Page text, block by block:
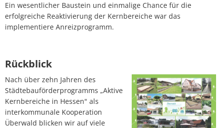
Ein wesentlicher Baustein und einmalige Chance für die
erfolgreiche Reaktivierung der Kernbereiche war das
implementiere Anreizprogramm.
Rückblick
Nach über zehn Jahren des
Städtebauförderprogramms „Aktive
Kernbereiche in Hessen" als
interkommunale Kooperation
Überwald blicken wir auf viele